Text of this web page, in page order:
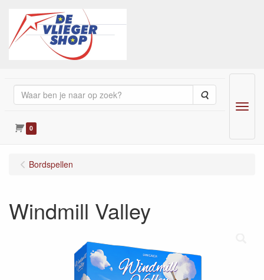
Zoeken
0
Menu
Bordspellen
Windmill Valley